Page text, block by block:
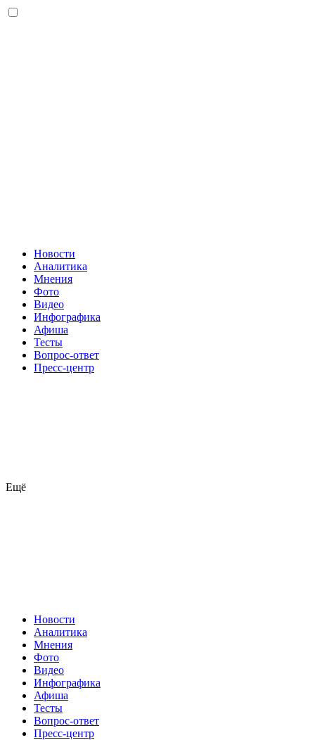
Новости
Аналитика
Мнения
Фото
Видео
Инфографика
Афиша
Тесты
Вопрос-ответ
Пресс-центр
Ещё
Новости
Аналитика
Мнения
Фото
Видео
Инфографика
Афиша
Тесты
Вопрос-ответ
Пресс-центр